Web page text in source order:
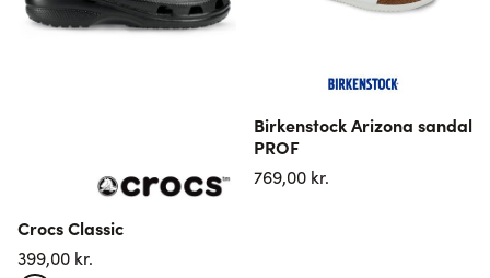
Crocs Classic
399,00 kr.
Birkenstock Arizona sandal
PROF
769,00 kr.